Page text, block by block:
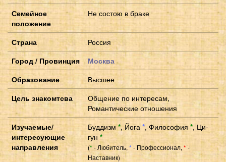
Семейное
положение
Не состою в браке
Страна
Россия
Город / Провинция
Москва
Образование
Высшее
Цель знакомтсва
Общение по интересам,
Романтические отношения
Изучаемые/
интересующие
направления
Буддизм*, Йога *, Философия *, Ци-
гун *
(*- Любитель, * - Профессионал, *-
Наставник)